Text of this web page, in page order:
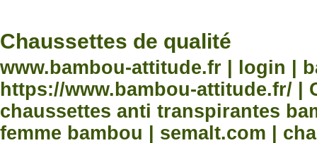
Chaussettes de qualité
www.bambou-attitude.fr | login |
https://www.bambou-attitude.fr/ |
chaussettes anti transpirantes
femme bambou | semalt.com |